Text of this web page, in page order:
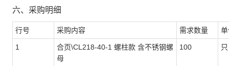
六、采购明细
行号 采购内容 需求数量
1
合页\CL218-40-1 螺柱款 含不锈钢螺
母
100 只